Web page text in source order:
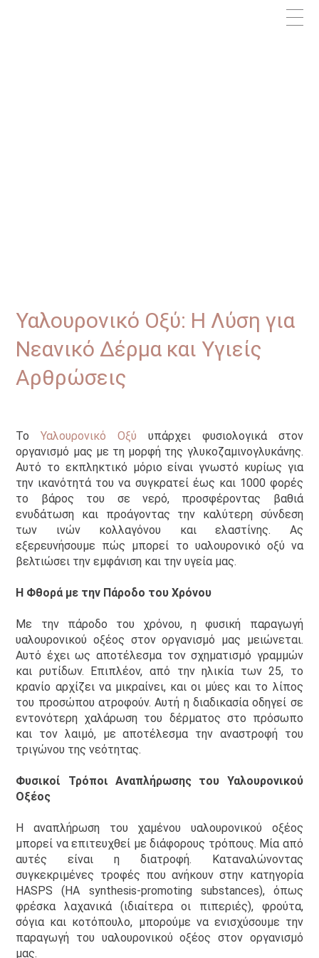
Υαλουρονικό Οξύ: Η Λύση για
Νεανικό Δέρμα και Υγιείς
Αρθρώσεις
ΤοΥαλουρονικό Οξύ υπάρχει φυσιολογικά στον
οργανισμό μας με τη μορφή της γλυκοζαμινογλυκάνης.
Αυτό το εκπληκτικό μόριο είναι γνωστό κυρίως για
την ικανότητά του να συγκρατεί έως και 1000 φορές
το βάρος του σε νερό, προσφέροντας βαθιά
ενυδάτωση και προάγοντας την καλύτερη σύνδεση
των ινών κολλαγόνου και ελαστίνης. Ας
εξερευνήσουμε πώς μπορεί το υαλουρονικό οξύ να
βελτιώσει την εμφάνιση και την υγεία μας.
Η Φθορά με την Πάροδο του Χρόνου
Με την πάροδο του χρόνου, η φυσική παραγωγή
υαλουρονικού οξέος στον οργανισμό μας μειώνεται.
Αυτό έχει ως αποτέλεσμα τον σχηματισμό γραμμών
και ρυτίδων. Επιπλέον, από την ηλικία των 25, το
κρανίο αρχίζει να μικραίνει, και οι μύες και το λίπος
του προσώπου ατροφούν. Αυτή η διαδικασία οδηγεί σε
εντονότερη χαλάρωση του δέρματος στο πρόσωπο
και τον λαιμό, με αποτέλεσμα την αναστροφή του
τριγώνου της νεότητας.
Φυσικοί Τρόποι Αναπλήρωσης του Υαλουρονικού
Οξέος
Η αναπλήρωση του χαμένου υαλουρονικού οξέος
μπορεί να επιτευχθεί με διάφορους τρόπους. Μία από
αυτές είναι η διατροφή. Καταναλώνοντας
συγκεκριμένες τροφές που ανήκουν στην κατηγορία
HASPS (HA synthesis-promoting substances), όπως
φρέσκα λαχανικά (ιδιαίτερα οι πιπεριές), φρούτα,
σόγια και κοτόπουλο, μπορούμε να ενισχύσουμε την
παραγωγή του υαλουρονικού οξέος στον οργανισμό
μας.